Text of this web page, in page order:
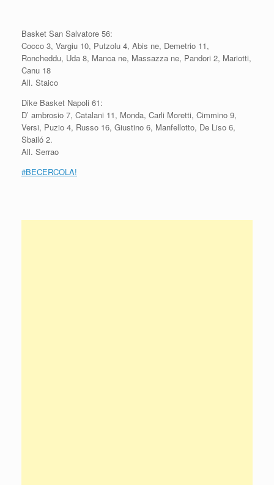
Basket San Salvatore 56:
Cocco 3, Vargiu 10, Putzolu 4, Abis ne, Demetrio 11,
Roncheddu, Uda 8, Manca ne, Massazza ne, Pandori 2, Mariotti,
Canu 18
All. Staico
Dike Basket Napoli 61:
D’ ambrosio 7, Catalani 11, Monda, Carli Moretti, Cimmino 9,
Versi, Puzio 4, Russo 16, Giustino 6, Manfellotto, De Liso 6,
Sbailó 2.
All. Serrao
#BECERCOLA!